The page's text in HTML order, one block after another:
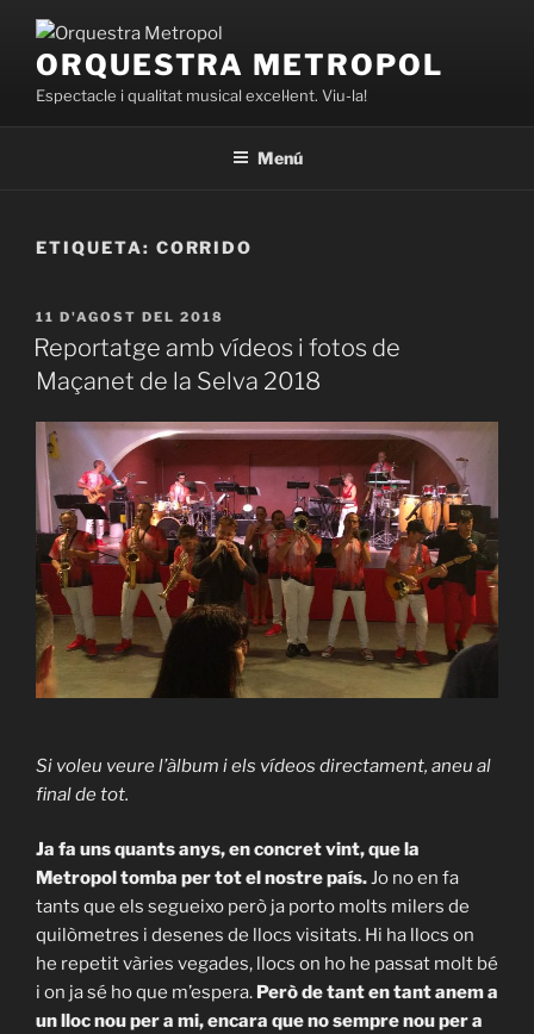
contingut
ORQUESTRA METROPOL
Espectacle i qualitat musical excel·lent. Viu-la!
Menú
ETIQUETA: CORRIDO
PUBLICAT
A
11 D'AGOST DEL 2018
Reportatge amb vídeos i fotos de
Maçanet de la Selva 2018
Si voleu veure l’àlbum i els vídeos directament, aneu al
final de tot.
Ja fa uns quants anys, en concret vint, que la
Metropol tomba per tot el nostre país.Jo no en fa
tants que els segueixo però ja porto molts milers de
quilòmetres i desenes de llocs visitats. Hi ha llocs on
he repetit vàries vegades, llocs on ho he passat molt bé
i on ja sé ho que m’espera. Però de tant en tant anem a
un lloc nou per a mi, encara que no sempre nou per a